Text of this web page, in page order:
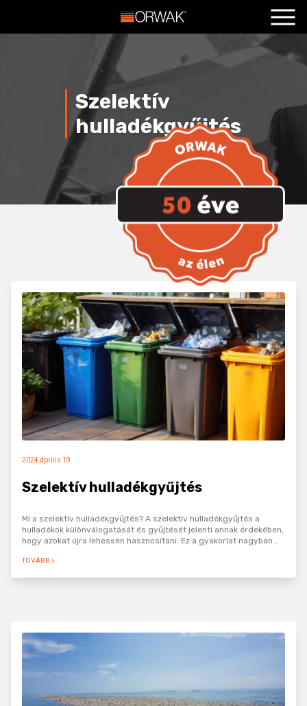
Szolgáltatások
Kapcsolat
szelektív
hulladékgyűjtés
2024 április 19.
Szelektív hulladékgyűjtés
Mi a szelektív hulladékgyűjtés? A szelektív hulladékgyűjtés a
hulladékok különválogatását és gyűjtését jelenti annak érdekében,
hogy azokat újra lehessen hasznosítani. Ez a gyakorlat nagyban
TOVÁBB >